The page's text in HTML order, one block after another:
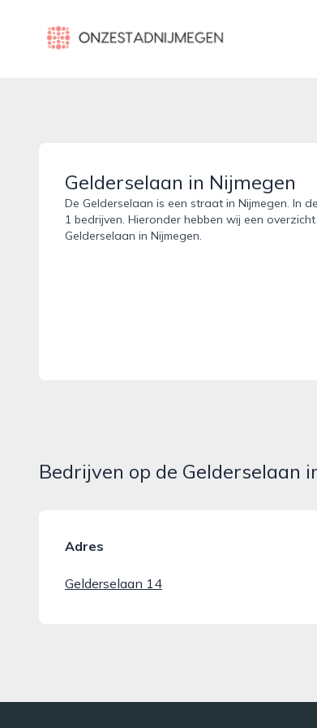
onzestadnijmegen.nl
Gelderselaan in Nijmegen
De Gelderselaan is een straat in Nijmegen. In
1 bedrijven. Hieronder hebben wij een
Gelderselaan in Nijmegen.
Bedrijven op de Gelderselaan
Adres
Gelderselaan 14